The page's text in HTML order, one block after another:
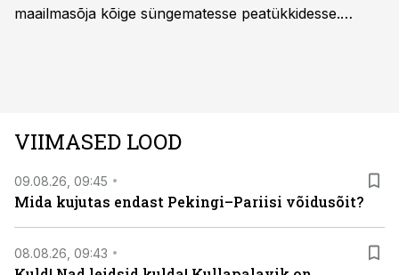
maailmasõja kõige süngematesse peatükkidesse.
viasathistory.eu/ee
VIIMASED LOOD
09.08.26, 09:45
Mida kujutas endast Pekingi–Pariisi võidusõit?
08.08.26, 09:43